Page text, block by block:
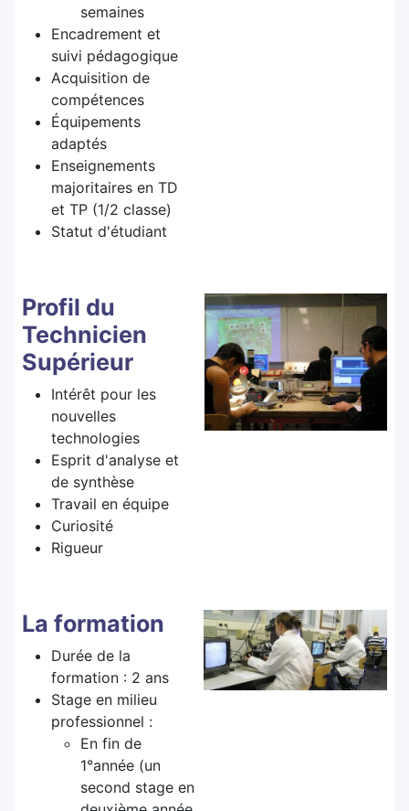
semaines
Encadrement et
suivi pédagogique
Acquisition de
compétences
Équipements
adaptés
Enseignements
majoritaires en TD
et TP (1/2 classe)
Statut d'étudiant
Profil du
Technicien
Supérieur
Intérêt pour les
nouvelles
technologies
Esprit d'analyse et
de synthèse
Travail en équipe
Curiosité
Rigueur
La formation
Durée de la
formation : 2 ans
Stage en milieu
professionnel :
En fin de
1°année (un
second stage en